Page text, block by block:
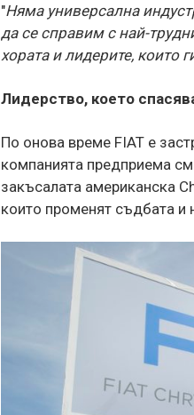
"Няма универсална
да се справим с най-
хората и лидерите, които
Лидерство, което
По онова време FIAT е
компанията предприема
закъсалата американска
които променят съдбата и